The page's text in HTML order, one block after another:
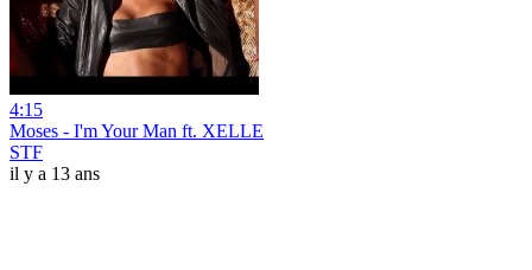
4:15
Moses - I'm Your Man ft. XELLE
STF
il y a 13 ans